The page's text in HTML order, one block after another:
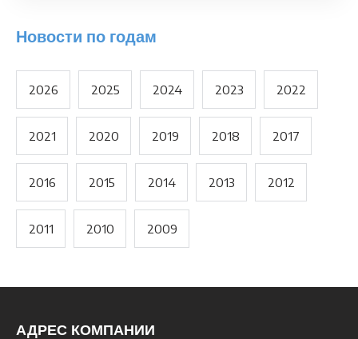
Новости по годам
2026 2025 2024 2023 2022
2021 2020 2019 2018 2017
2016 2015 2014 2013 2012
2011 2010 2009
АДРЕС КОМПАНИИ